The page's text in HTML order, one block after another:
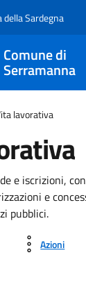
della Sardegna
Comune di
Serramanna
lavorativa
e iscrizioni,
e
pubblici.
Azioni